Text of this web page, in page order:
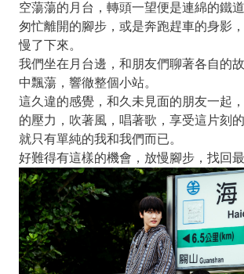
空蕩蕩的月台，轉頭一望便是連綿的鐵
匆忙離開的腳步，或是奔跑趕車的身影
慢了下來。
我們坐在月台邊，和朋友們聊著各自的
中飄蕩，響徹整個小站。
這久違的感覺，和久未見面的朋友一起
的壓力，吹著風，唱著歌，享受這片刻
就只有單純的我和我們而已。
好難得有這樣的機會，放慢腳步，找回最